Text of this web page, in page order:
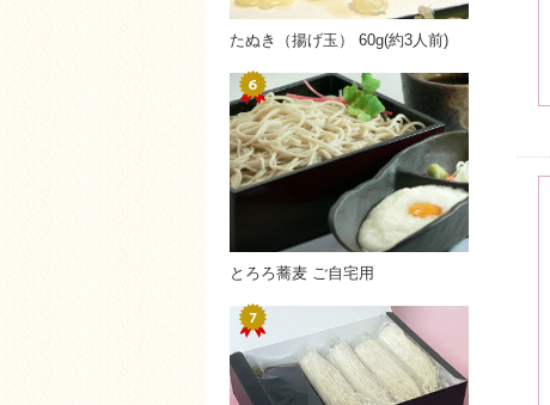
たぬき（揚げ玉） 60g(約3人前)
とろろ蕎麦 ご自宅用